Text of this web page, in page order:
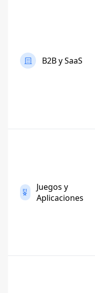
B2B y SaaS
Juegos y
Aplicaciones